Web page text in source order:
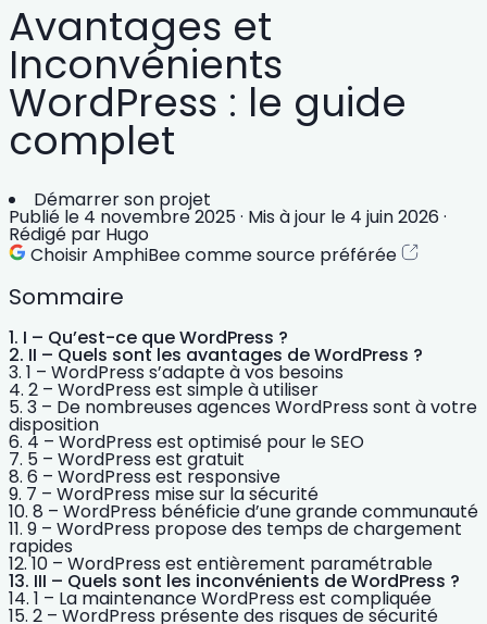
Avantages et
Inconvénients
WordPress : le guide
complet
Démarrer son projet
Publié le 4 novembre 2025· Mis à jour le 4 juin 2026 ·
Rédigé par Hugo
Choisir AmphiBee comme source préférée
Sommaire
I – Qu’est-ce que WordPress ?
II – Quels sont les avantages de WordPress ?
1 – WordPress s’adapte à vos besoins
2 – WordPress est simple à utiliser
3 – De nombreuses agences WordPress sont à votre
disposition
4 – WordPress est optimisé pour le SEO
5 – WordPress est gratuit
6 – WordPress est responsive
7 – WordPress mise sur la sécurité
8 – WordPress bénéficie d’une grande communauté
9 – WordPress propose des temps de chargement
rapides
10 – WordPress est entièrement paramétrable
III – Quels sont les inconvénients de WordPress ?
1 – La maintenance WordPress est compliquée
2 – WordPress présente des risques de sécurité